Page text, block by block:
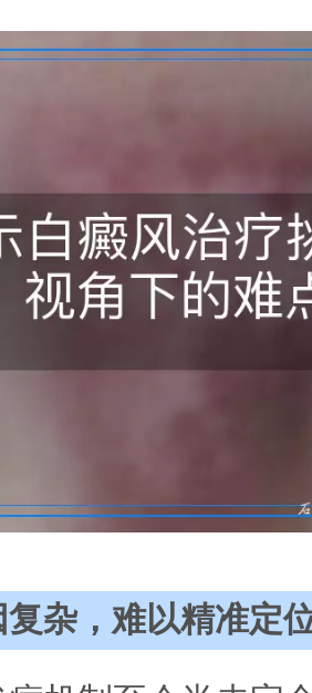
杂，难以精准定